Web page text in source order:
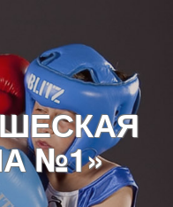
№1»